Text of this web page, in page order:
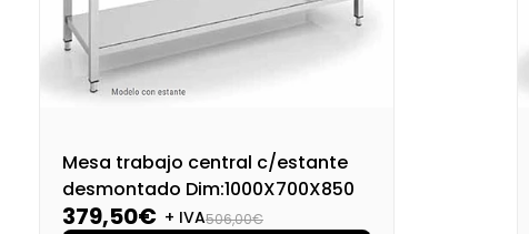
Mesa trabajo central c/estante
desmontado Dim:1000X700X850
379,50€ + IVA506,00€